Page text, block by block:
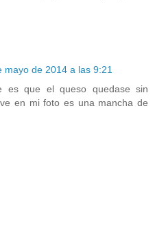
mayo de 2014 a las 9:21
es que el queso quedase sin
en mi foto es una mancha de